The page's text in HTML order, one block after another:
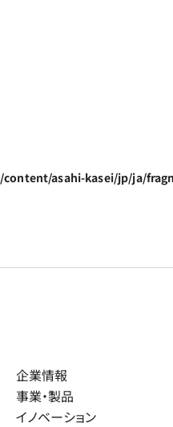
/content/asahi-kasei/jp/ja/
企業情報
事業・製品
イノベーション